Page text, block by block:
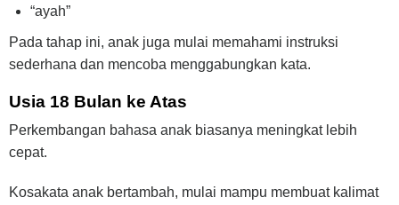
“ayah”
Pada tahap ini, anak juga mulai memahami instruksi
sederhana dan mencoba menggabungkan kata.
Usia 18 Bulan ke Atas
Perkembangan bahasa anak biasanya meningkat lebih
cepat.
Kosakata anak bertambah, mulai mampu membuat kalimat